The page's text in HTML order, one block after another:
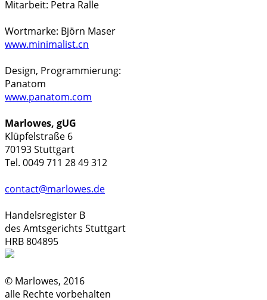
Mitarbeit: Petra Ralle
Wortmarke: Björn Maser
www.minimalist.cn
Design, Programmierung:
Panatom
www.panatom.com
Marlowes, gUG
Klüpfelstraße 6
70193 Stuttgart
Tel. 0049 711 28 49 312
contact@marlowes.de
Handelsregister B
des Amtsgerichts Stuttgart
HRB 804895
© Marlowes, 2016
alle Rechte vorbehalten